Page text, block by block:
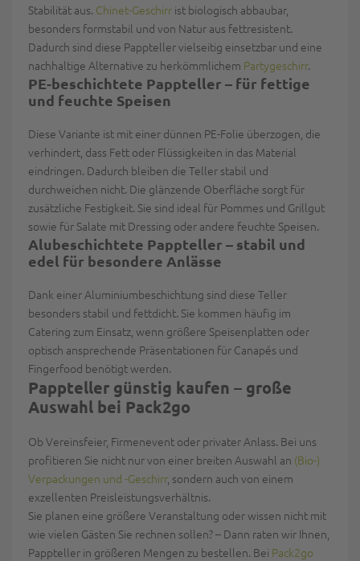
Stabilität aus. Chinet-Geschirr ist biologisch abbaubar,
besonders formstabil und von Natur aus fettresistent.
Dadurch sind diese Pappteller vielseitig einsetzbar und eine
nachhaltige Alternative zu herkömmlichem Partygeschirr.
PE-beschichtete Pappteller – für fettige
und feuchte Speisen
Diese Variante ist mit einer dünnen PE-Folie überzogen, die
verhindert, dass Fett oder Flüssigkeiten in das Material
eindringen. Dadurch bleiben die Teller stabil und
durchweichen nicht. Die glänzende Oberfläche sorgt für
zusätzliche Festigkeit. Sie sind ideal für Pommes und Grillgut
sowie für Salate mit Dressing oder andere feuchte Speisen.
Alubeschichtete Pappteller – stabil und
edel für besondere Anlässe
Dank einer Aluminiumbeschichtung sind diese Teller
besonders stabil und fettdicht. Sie kommen häufig im
Catering zum Einsatz, wenn größere Speisenplatten oder
optisch ansprechende Präsentationen für Canapés und
Fingerfood benötigt werden.
Pappteller günstig kaufen – große
Auswahl bei Pack2go
Ob Vereinsfeier, Firmenevent oder privater Anlass. Bei uns
profitieren Sie nicht nur von einer breiten Auswahl an (Bio-)
Verpackungen und -Geschirr, sondern auch von einem
exzellenten Preisleistungsverhältnis.
Sie planen eine größere Veranstaltung oder wissen nicht mit
wie vielen Gästen Sie rechnen sollen? – Dann raten wir Ihnen,
Pappteller in größeren Mengen zu bestellen. Bei Pack2go